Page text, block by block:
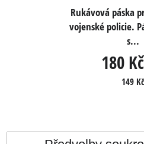
Rukávová páska
vojenské policie.
s...
180 Kč
149 Kč